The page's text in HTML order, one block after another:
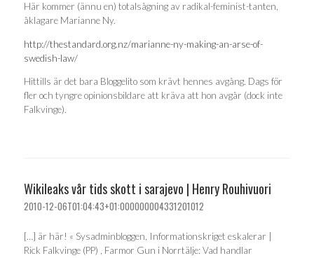
Här kommer (ännu en) totalsågning av radikal-feminist-tanten,
åklagare Marianne Ny.
http://thestandard.org.nz/marianne-ny-making-an-arse-of-
swedish-law/
Hittills är det bara Bloggelito som krävt hennes avgång. Dags för
fler och tyngre opinionsbildare att kräva att hon avgår (dock inte
Falkvinge).
Wikileaks vår tids skott i sarajevo | Henry Rouhivuori
2010-12-06T01:04:43+01:000000004331201012
[…] är här! « Sysadminbloggen, Informationskriget eskalerar |
Rick Falkvinge (PP) , Farmor Gun i Norrtälje: Vad handlar